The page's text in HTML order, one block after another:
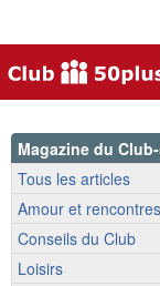
Magazine du
Tous les articles
Amour et rencontres
Conseils du Club
Loisirs